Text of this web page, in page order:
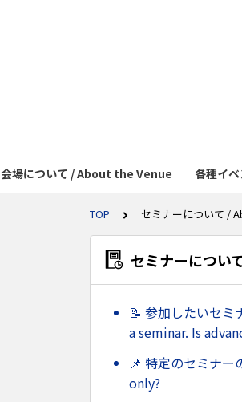
会場について / About the Venue 各種イ
TOP セミナーについて /
セミナーにつ
📝 参加したいセ
a seminar. Is
📌 特定のセミナ
only?